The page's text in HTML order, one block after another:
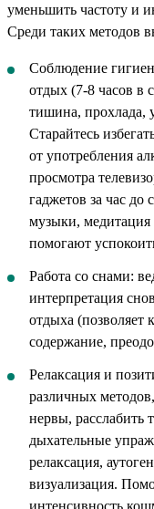
уменьшить частоту и
Среди таких методов
Соблюдение
отдых (7-8 часов в
тишина, прохлада,
Старайтесь
от употребления
просмотра
гаджетов за час
музыки, медитация
помогают
Работа со снами:
интерпретация
отдыха (позволяет
содержание,
Релаксация и
различных
нервы, расслабить
дыхательные
релаксация,
визуализация.
интенсивность